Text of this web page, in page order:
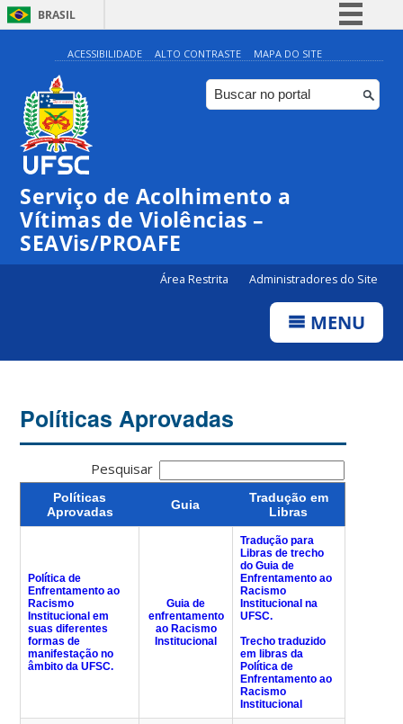
BRASIL
Simplifique!
Comunica BR
Participe
Canais
ACESSIBILIDADE ALTO CONTRASTE MAPA DO SITE
Serviço de Acolhimento a
Vítimas de Violências –
SEAVis/PROAFE
Área Restrita Administradores do Site
MENU
Políticas Aprovadas
Pesquisar
Políticas
Aprovadas
Guia
Tradução em
Libras
Política de
Enfrentamento ao
Racismo
Institucional em
suas diferentes
formas de
manifestação no
âmbito da UFSC.
Guia de
enfrentamento
ao Racismo
Institucional
Tradução para
Libras de trecho
do Guia de
Enfrentamento ao
Racismo
Institucional na
UFSC.
Trecho traduzido
em libras da
Política de
Enfrentamento ao
Racismo
Institucional